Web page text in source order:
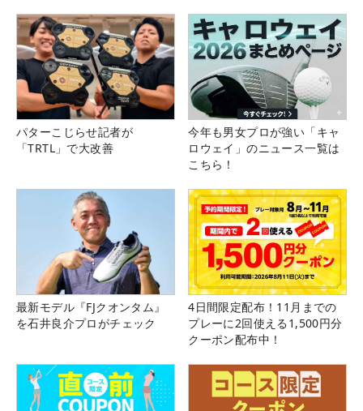
パターこじらせ記者が
「TRTL」で大改善
今年も男女プロが強い「キャ
ロウェイ」のニュース一覧は
こちら！
最新モデル『FJクオンタム』
を石井良介プロがチェック
4日間限定配布！11月までの
プレーに2回使える1,500円分
クーポン配布中！